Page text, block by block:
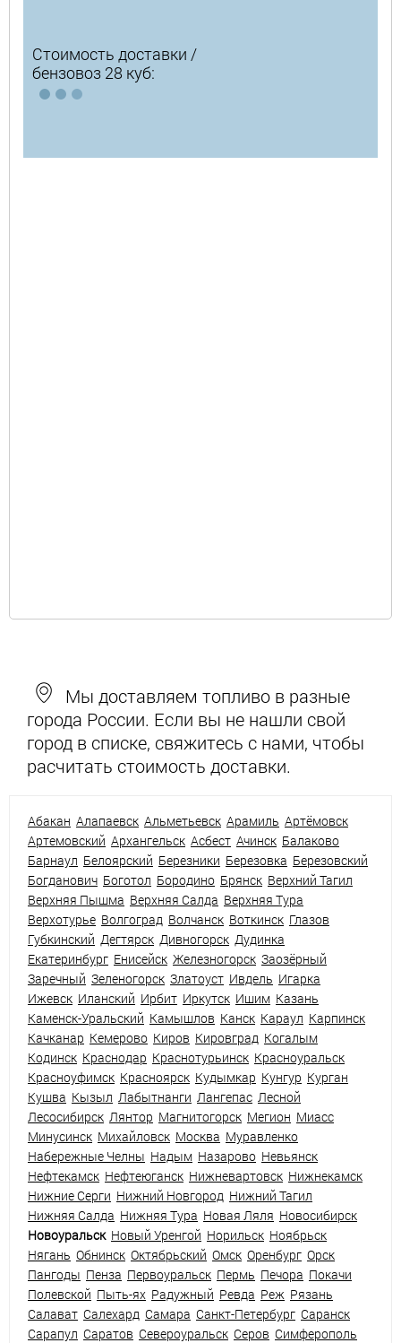
Стоимость доставки /
бензовоз 28 куб:
Мы доставляем топливо в разные
города России. Если вы не нашли свой
город в списке, свяжитесь с нами, чтобы
расчитать стоимость доставки.
Абакан Алапаевск Альметьевск Арамиль Артёмовск
Артемовский Архангельск Асбест Ачинск Балаково
Барнаул Белоярский Березники Березовка Березовский
Богданович Боготол Бородино Брянск Верхний Тагил
Верхняя Пышма Верхняя Салда Верхняя Тура
Верхотурье Волгоград Волчанск Воткинск Глазов
Губкинский Дегтярск Дивногорск Дудинка
Екатеринбург Енисейск Железногорск Заозёрный
Заречный Зеленогорск Златоуст Ивдель Игарка
Ижевск Иланский Ирбит Иркутск Ишим Казань
Каменск-Уральский Камышлов Канск Караул Карпинск
Качканар Кемерово Киров Кировград Когалым
Кодинск Краснодар Краснотурьинск Красноуральск
Красноуфимск Красноярск Кудымкар Кунгур Курган
Кушва Кызыл Лабытнанги Лангепас Лесной
Лесосибирск Лянтор Магнитогорск Мегион Миасс
Минусинск Михайловск Москва Муравленко
Набережные Челны Надым Назарово Невьянск
Нефтекамск Нефтеюганск Нижневартовск Нижнекамск
Нижние Серги Нижний Новгород Нижний Тагил
Нижняя Салда Нижняя Тура Новая Ляля Новосибирск
Новоуральск Новый Уренгой Норильск Ноябрьск
Нягань Обнинск Октябрьский Омск Оренбург Орск
Пангоды Пенза Первоуральск Пермь Печора Покачи
Полевской Пыть-ях Радужный Ревда Реж Рязань
Салават Салехард Самара Санкт-Петербург Саранск
Сарапул Саратов Североуральск Серов Симферополь